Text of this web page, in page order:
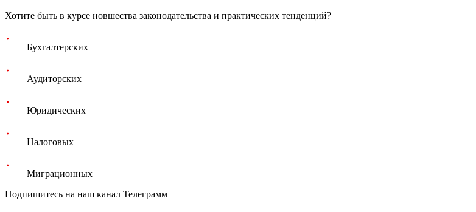
Хотите быть в курсе новшества законодательства и практических тенденций?
Бухгалтерских
Аудиторских
Юридических
Налоговых
Миграционных
Подпишитесь на наш канал Телеграмм